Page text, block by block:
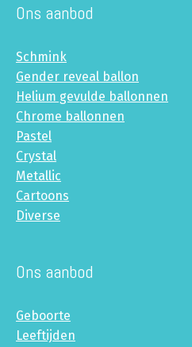
Ons aanbod
Schmink
Gender reveal ballon
Helium gevulde ballonnen
Chrome ballonnen
Pastel
Crystal
Metallic
Cartoons
Diverse
Ons aanbod
Geboorte
Leeftijden